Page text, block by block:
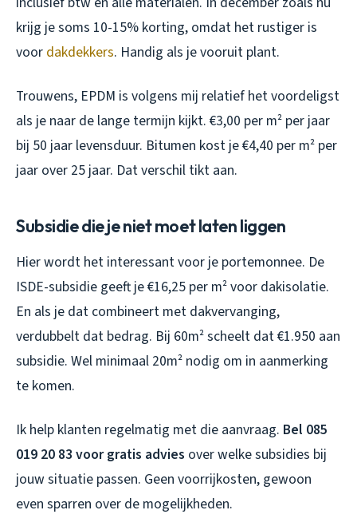
krijg je soms 10-15% korting, omdat het rustiger is
voor dakdekkers. Handig als je vooruit plant.
Trouwens, EPDM is volgens mij relatief het voordeligst
als je naar de lange termijn kijkt. €3,00 per m² per jaar
bij 50 jaar levensduur. Bitumen kost je €4,40 per m² per
jaar over 25 jaar. Dat verschil tikt aan.
Subsidie die je niet moet laten liggen
Hier wordt het interessant voor je portemonnee. De
ISDE-subsidie geeft je €16,25 per m² voor dakisolatie.
En als je dat combineert met dakvervanging,
verdubbelt dat bedrag. Bij 60m² scheelt dat €1.950 aan
subsidie. Wel minimaal 20m² nodig om in aanmerking
te komen.
Ik help klanten regelmatig met die aanvraag. Bel 085
019 20 83 voor gratis advies over welke subsidies bij
jouw situatie passen. Geen voorrijkosten, gewoon
even sparren over de mogelijkheden.